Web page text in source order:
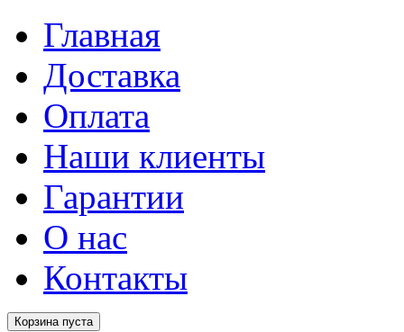
Главная
Доставка
Оплата
Наши клиенты
Гарантии
О нас
Контакты
Корзина пуста